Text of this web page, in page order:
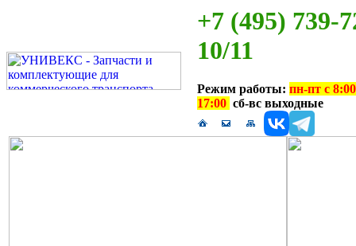
+7 (495) 739-
10/11
Режим работы: пн-пт с
17:00 сб-вс выходные